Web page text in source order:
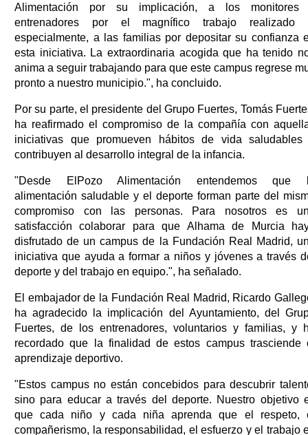
Alimentación por su implicación, a los monitores
entrenadores por el magnífico trabajo realizado
especialmente, a las familias por depositar su confianza
esta iniciativa. La extraordinaria acogida que ha tenido
anima a seguir trabajando para que este campus regrese
pronto a nuestro municipio.", ha concluido.
Por su parte, el presidente del Grupo Fuertes, Tomás
ha reafirmado el compromiso de la compañía con
iniciativas que promueven hábitos de vida saludables
contribuyen al desarrollo integral de la infancia.
"Desde ElPozo Alimentación entendemos que
alimentación saludable y el deporte forman parte del
compromiso con las personas. Para nosotros es
satisfacción colaborar para que Alhama de Murcia
disfrutado de un campus de la Fundación Real Madrid,
iniciativa que ayuda a formar a niños y jóvenes a través
deporte y del trabajo en equipo.", ha señalado.
El embajador de la Fundación Real Madrid, Ricardo
ha agradecido la implicación del Ayuntamiento, del
Fuertes, de los entrenadores, voluntarios y familias, y
recordado que la finalidad de estos campus trasciende
aprendizaje deportivo.
"Estos campus no están concebidos para descubrir
sino para educar a través del deporte. Nuestro objetivo
que cada niño y cada niña aprenda que el respeto,
compañerismo, la responsabilidad, el esfuerzo y el trabajo